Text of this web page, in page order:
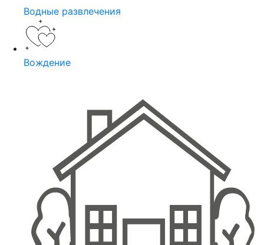
Водные развлечения
Вождение